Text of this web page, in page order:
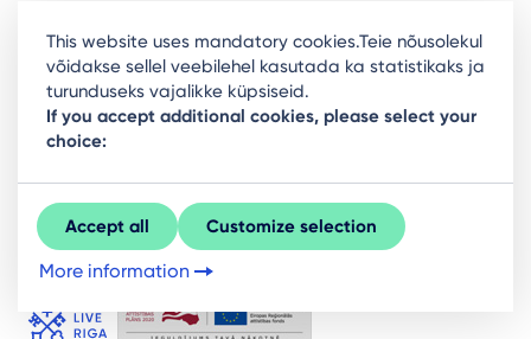
Ready to stay in the loop on Rigas business
community? Subscribe to our newsletter.
Sign Up
This website uses mandatory cookies.Teie nõusolekul
võidakse sellel veebilehel kasutada ka statistikaks ja
turunduseks vajalikke küpsiseid.
If you accept additional cookies, please select your
choice:
Accept all Customize selection
More information